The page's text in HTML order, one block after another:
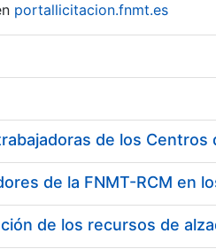
portallicitacion.fnmt.es